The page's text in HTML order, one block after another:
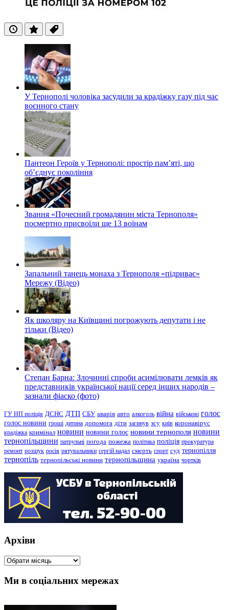
ОстанніПопулярні
Теги
У Тернополі чоловіка засудили за крадіжку газу під час
воєнного стану
Пантеон Героїв у Тернополі: простір пам’яті, що
об’єднує покоління
Звання «Почесний громадянин міста Тернополя»
посмертно присвоїли ще 13 воїнам
Запальний танець монаха з Тернополя «підриває»
Мережу (Відео)
Як школяру на Київщині погрожують депутати і не
тільки (Відео)
Степан Барна: Злочинні спроби асимілювати лемків як
представників української нації серед інших народів –
зазнали фіаско (фото)
ГУ НП поліція ДСНС ДТП СБУ аварія авто алкоголь війна військові голос
голос новини гроші дитина допомога діти загинув зсу київ коронавірус
крадіжка кримінал новини новини голос новини тернополя новини
тернопільщини патрульні погода пожежа політика поліція прокуратура
ремонт розшук росія рятувальники сергій надал смерть спорт суд тернопілля
тернопіль тернопільські новини тернопільщина україна чортків
Архіви
Архіви
Ми в соціальних мережах